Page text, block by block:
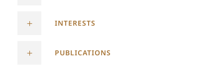
INTERESTS
PUBLICATIONS